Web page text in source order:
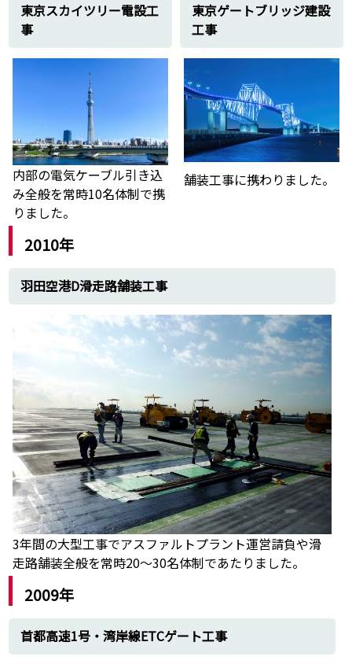
東京スカイツリー電設工
事
内部の電気ケーブル引き込
み全般を常時10名体制で携
りました。
東京ゲートブリッジ建設
工事
舗装工事に携わりました。
2010年
羽田空港D滑走路舗装工事
3年間の大型工事でアスファルトプラント運営請負や滑
走路舗装全般を常時20～30名体制であたりました。
2009年
首都高速1号・湾岸線ETCゲート工事